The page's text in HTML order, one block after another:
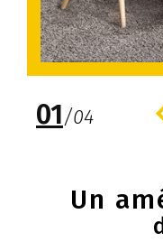
01/04
Un